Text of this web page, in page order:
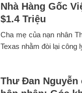
Nhà Hàng Gốc
$1.4 Triệu
Cha mẹ của nạn nhân
Texas nhằm đòi lại công
Thư Đan